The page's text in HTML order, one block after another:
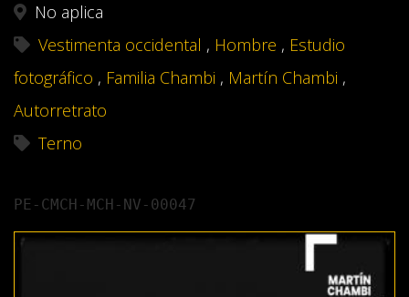
No aplica
Vestimenta occidental , Hombre , Estudio
fotográfico , Familia Chambi , Martín Chambi ,
Autorretrato
Terno
PE-CMCH-MCH-NV-00047